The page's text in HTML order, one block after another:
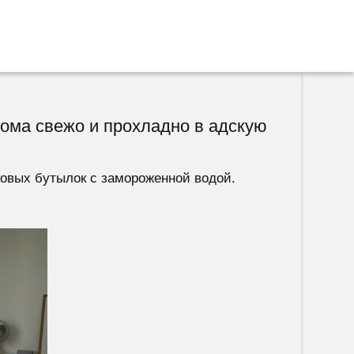
свежо и прохладно в адскую
бутылок с замороженной водой.